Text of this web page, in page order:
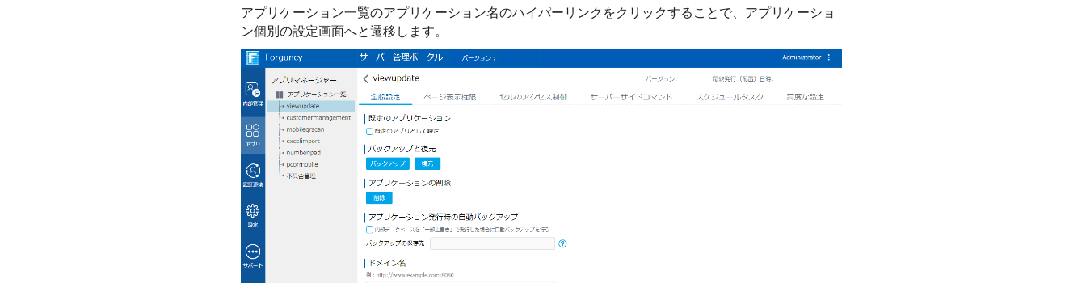
アプリケーション一覧のアプリケーション名のハイパーリンクをクリックすることで、アプリケーショ
ン個別の設定画面へと遷移します。